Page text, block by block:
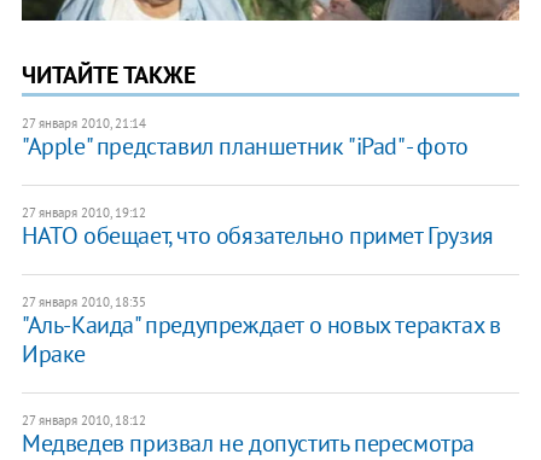
ЧИТАЙТЕ ТАКЖЕ
27 января 2010, 21:14
"Apple" представил планшетник "iPad" - фото
27 января 2010, 19:12
НАТО обещает, что обязательно примет Грузия
27 января 2010, 18:35
"Аль-Каида" предупреждает о новых терактах в
Ираке
27 января 2010, 18:12
Медведев призвал не допустить пересмотра